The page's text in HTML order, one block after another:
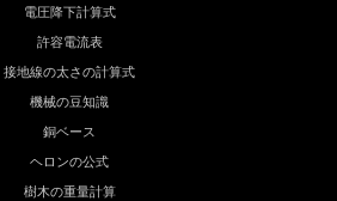
電圧降下計算式
許容電流表
接地線の太さの計算式
機械の豆知識
銅ベース
ヘロンの公式
樹木の重量計算